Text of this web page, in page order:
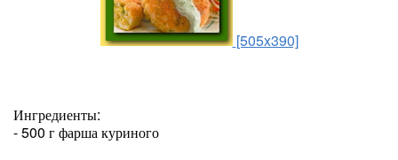
[505x390]
Ингредиенты:
- 500 г фарша куриного